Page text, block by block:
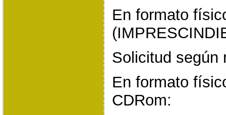
En formato
Solicitud según
En formato
CDRom: